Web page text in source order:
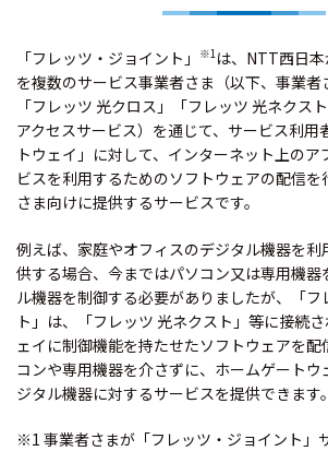
「フレッツ・ジョイント」 ※1は、NTT西日
を複数のサービス事業者さま（以下、事業者
「フレッツ 光クロス」「フレッツ 光ネクス
アクセスサービス）を通じて、サービス利用
トウェイ」に対して、インターネット上のア
ビスを利用するためのソフトウェアの配信
さま向けに提供するサービスです。
例えば、家庭やオフィスのデジタル機器を
供する場合、今まではパソコン又は専用機器
ル機器を制御する必要がありましたが、「フ
ト」は、「フレッツ 光ネクスト」等に接続
ェイに制御機能を持たせたソフトウェアを配
コンや専用機器を介さずに、ホームゲート
ジタル機器に対するサービスを提供できます。
※1 事業者さまが「フレッツ・ジョイント」